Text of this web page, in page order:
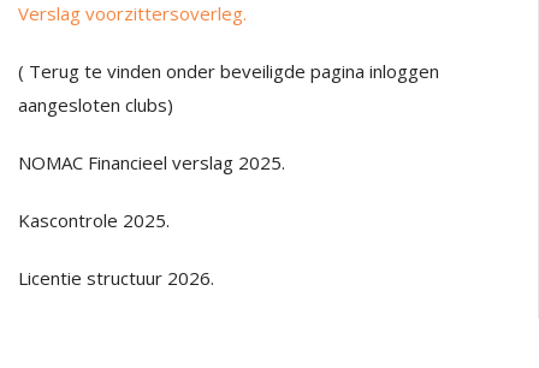
Verslag voorzittersoverleg.
( Terug te vinden onder beveiligde pagina inloggen
aangesloten clubs)
NOMAC Financieel verslag 2025.
Kascontrole 2025.
Licentie structuur 2026.